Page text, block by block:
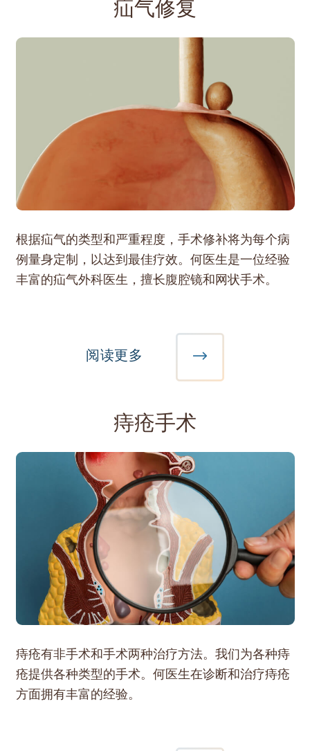
疝气修复
根据疝气的类型和严重程度，手术修补将为每个病
例量身定制，以达到最佳疗效。何医生是一位经验
丰富的疝气外科医生，擅长腹腔镜和网状手术。
阅读更多
痔疮手术
痔疮有非手术和手术两种治疗方法。我们为各种痔
疮提供各种类型的手术。何医生在诊断和治疗痔疮
方面拥有丰富的经验。